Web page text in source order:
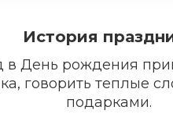
История
День рождения
говорить теплые
подарками.